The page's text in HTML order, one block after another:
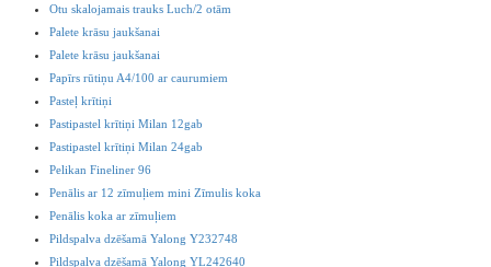
Otu skalojamais trauks Luch/2 otām
Palete krāsu jaukšanai
Palete krāsu jaukšanai
Papīrs rūtiņu A4/100 ar caurumiem
Pasteļ krītiņi
Pastipastel krītiņi Milan 12gab
Pastipastel krītiņi Milan 24gab
Pelikan Fineliner 96
Penālis ar 12 zīmuļiem mini Zīmulis koka
Penālis koka ar zīmuļiem
Pildspalva dzēšamā Yalong Y232748
Pildspalva dzēšamā Yalong YL242640